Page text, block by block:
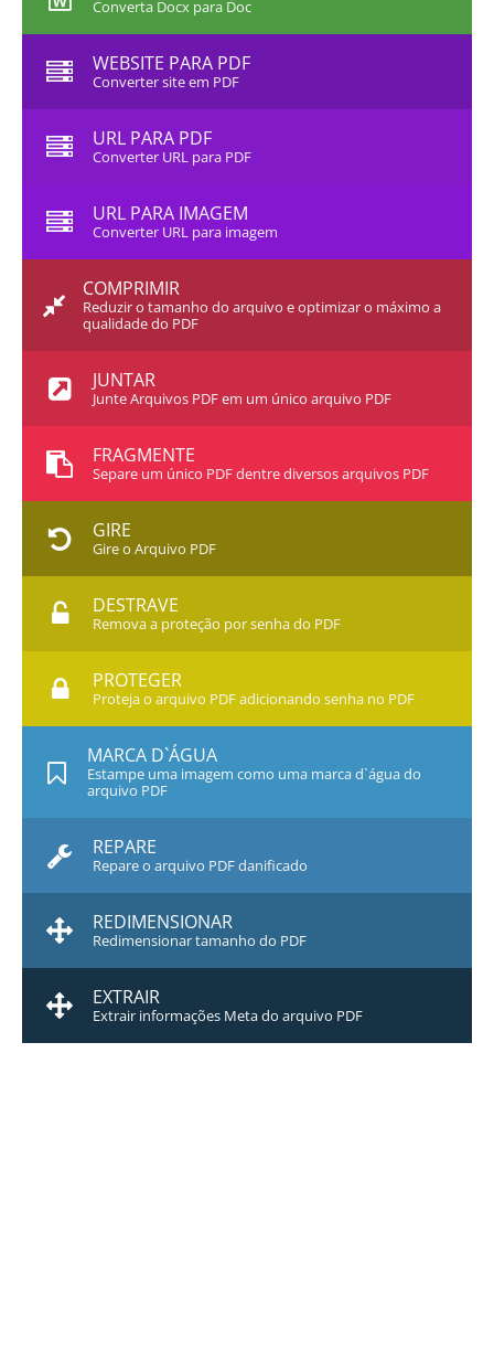
Converta Docx para Doc
WEBSITE PARA PDF
Converter site em PDF
URL PARA PDF
Converter URL para PDF
URL PARA IMAGEM
Converter URL para imagem
COMPRIMIR
Reduzir o tamanho do arquivo e optimizar o máximo a
qualidade do PDF
JUNTAR
Junte Arquivos PDF em um único arquivo PDF
FRAGMENTE
Separe um único PDF dentre diversos arquivos PDF
GIRE
Gire o Arquivo PDF
DESTRAVE
Remova a proteção por senha do PDF
PROTEGER
Proteja o arquivo PDF adicionando senha no PDF
MARCA D`ÁGUA
Estampe uma imagem como uma marca d`água do
arquivo PDF
REPARE
Repare o arquivo PDF danificado
REDIMENSIONAR
Redimensionar tamanho do PDF
EXTRAIR
Extrair informações Meta do arquivo PDF